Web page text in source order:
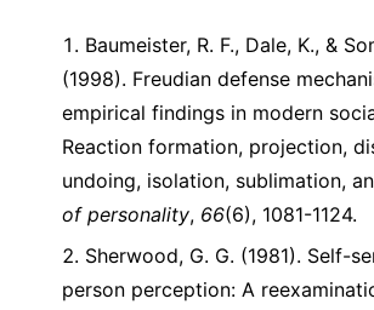
Baumeister, R. F., Dale, K., &
(1998). Freudian defense
empirical findings in modern
Reaction formation, projection,
undoing, isolation, sublimation,
of personality, 66(6), 1081-1124.
Sherwood, G. G. (1981). Self-
person perception: A